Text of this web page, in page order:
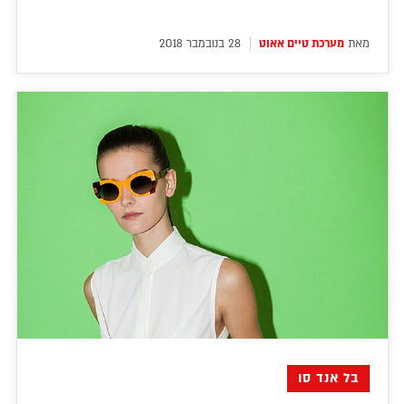
מאת מערכת טיים אאוט 28 בנובמבר 2018
בל אנד סו